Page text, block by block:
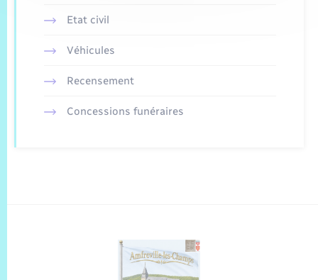
Etat civil
Véhicules
Recensement
Concessions funéraires